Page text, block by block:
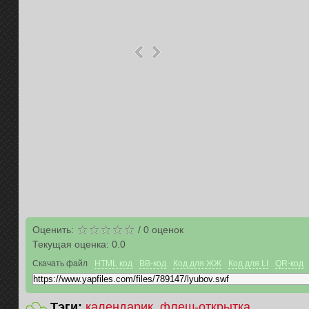
Оценить: / 0оценок
Текущая оценка: 0.0
Скачать файл HTML код BB-код Код для ЖЖ Код для LI QR-код